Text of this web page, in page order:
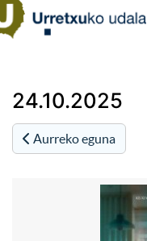
24.10.2025
Aurreko eguna